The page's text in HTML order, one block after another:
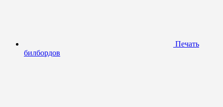
Печать
билбордов